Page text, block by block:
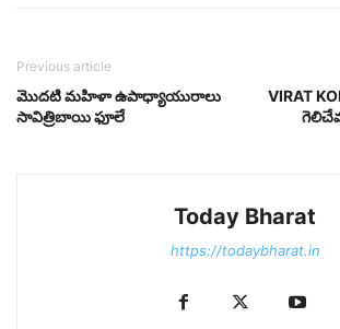
Previous article
మొదటి మహిళా ఉపాధ్యాయురాలు
సావిత్రిబాయి ఫూలే
VIRAT
Today Bharat
https://todaybharat.in